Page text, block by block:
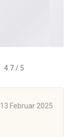
4.7 / 5
13 Februar 2025